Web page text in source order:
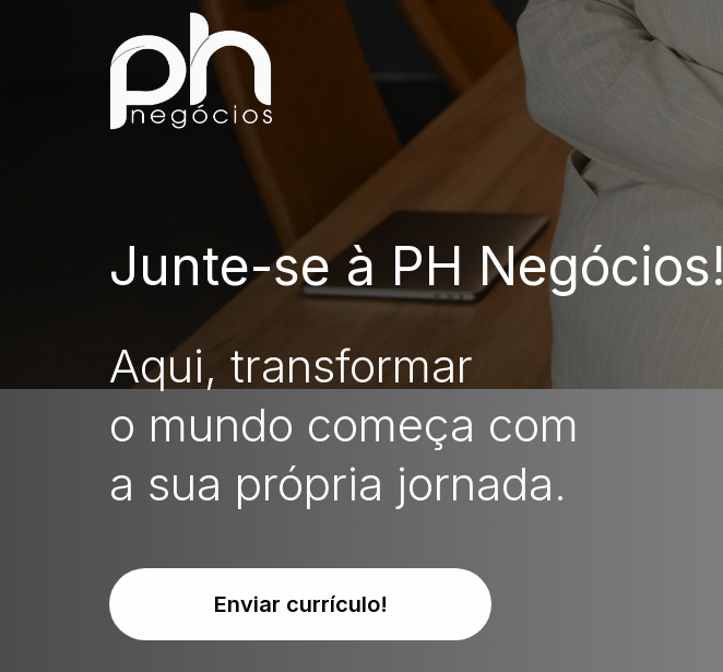
Junte-se à PH Negócios!
Aqui, transformar
o mundo começa com
a sua própria jornada.
Enviar currículo!